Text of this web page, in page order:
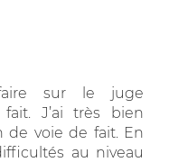
sur le juge
J’ai très bien
de voie de fait. En
au niveau